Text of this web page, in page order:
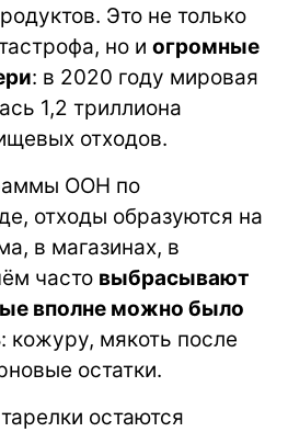
Это не только
но и огромные
: в 2020 году мировая
1,2 триллиона
отходов.
ООН по
отходы образуются на
в магазинах, в
часто выбрасывают
вполне можно было
: кожуру, мякоть после
остатки.
остаются